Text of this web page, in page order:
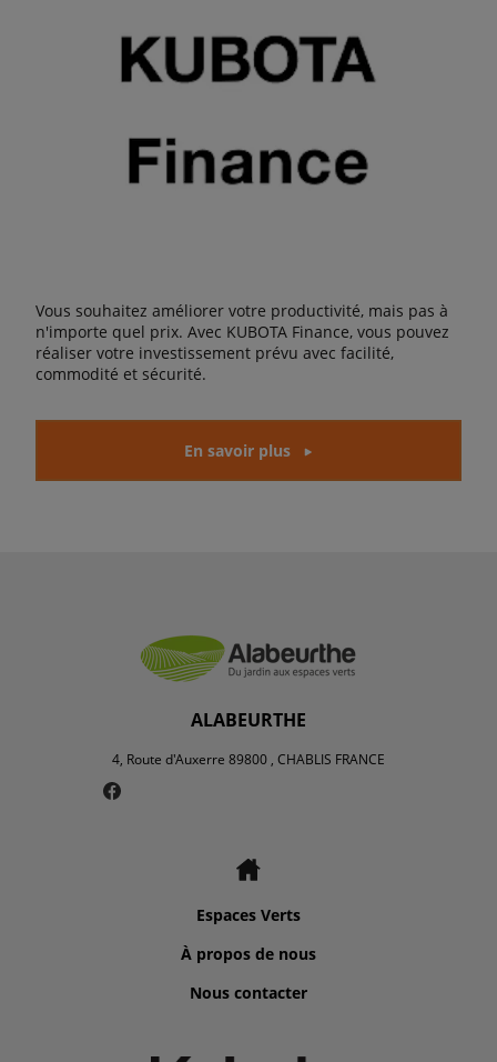
Vous souhaitez améliorer votre productivité, mais pas à
n'importe quel prix. Avec KUBOTA Finance, vous pouvez
réaliser votre investissement prévu avec facilité,
commodité et sécurité.
En savoir plus
ALABEURTHE
4, Route d'Auxerre 89800 , CHABLIS FRANCE
Espaces Verts
À propos de nous
Nous contacter